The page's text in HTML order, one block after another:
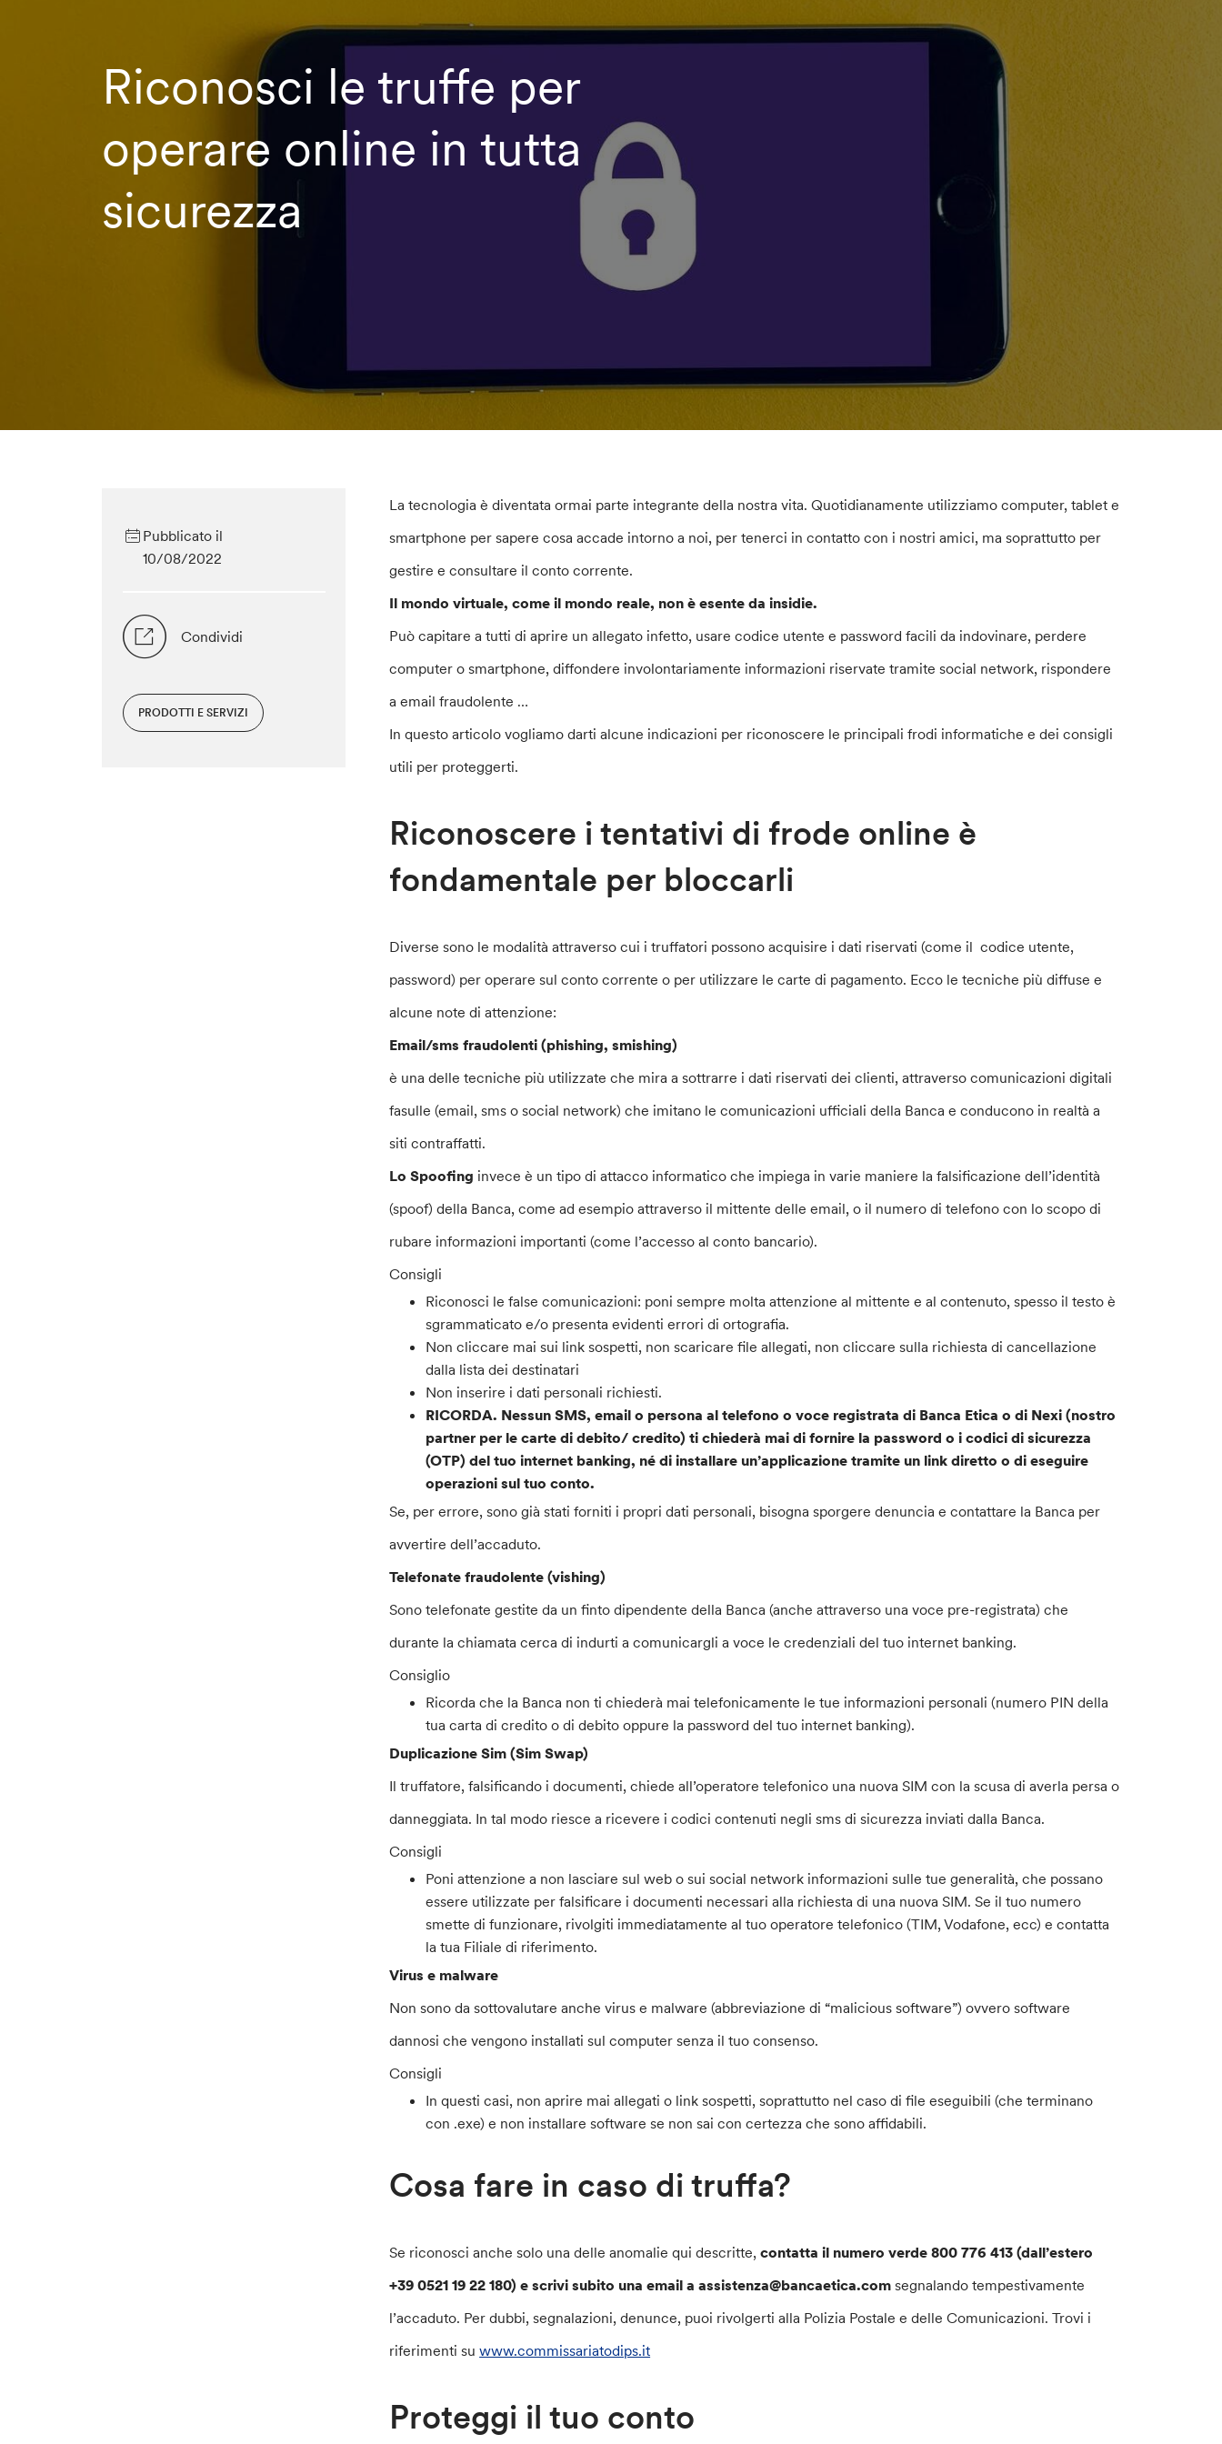
Riconosci le truffe per
operare online in tutta
sicurezza
Pubblicato il
10/08/2022
Condividi
PRODOTTI E SERVIZI
La tecnologia è diventata ormai parte integrante della nostra vita. Quotidianamente utilizziamo computer, tablet e
smartphone per sapere cosa accade intorno a noi, per tenerci in contatto con i nostri amici, ma soprattutto per
gestire e consultare il conto corrente.
Il mondo virtuale, come il mondo reale, non è esente da insidie.
Può capitare a tutti di aprire un allegato infetto, usare codice utente e password facili da indovinare, perdere
computer o smartphone, diffondere involontariamente informazioni riservate tramite social network, rispondere
a email fraudolente …
In questo articolo vogliamo darti alcune indicazioni per riconoscere le principali frodi informatiche e dei consigli
utili per proteggerti.
Riconoscere i tentativi di frode online è
fondamentale per bloccarli
Diverse sono le modalità attraverso cui i truffatori possono acquisire i dati riservati (come il codice utente,
password) per operare sul conto corrente o per utilizzare le carte di pagamento. Ecco le tecniche più diffuse e
alcune note di attenzione:
Email/sms fraudolenti (phishing, smishing)
è una delle tecniche più utilizzate che mira a sottrarre i dati riservati dei clienti, attraverso comunicazioni digitali
fasulle (email, sms o social network) che imitano le comunicazioni ufficiali della Banca e conducono in realtà a
siti contraffatti.
Lo Spoofing invece è un tipo di attacco informatico che impiega in varie maniere la falsificazione dell’identità
(spoof) della Banca, come ad esempio attraverso il mittente delle email, o il numero di telefono con lo scopo di
rubare informazioni importanti (come l’accesso al conto bancario).
Consigli
Riconosci le false comunicazioni: poni sempre molta attenzione al mittente e al contenuto, spesso il testo è
sgrammaticato e/o presenta evidenti errori di ortografia.
Non cliccare mai sui link sospetti, non scaricare file allegati, non cliccare sulla richiesta di cancellazione
dalla lista dei destinatari
Non inserire i dati personali richiesti.
RICORDA. Nessun SMS, email o persona al telefono o voce registrata di Banca Etica o di Nexi (nostro
partner per le carte di debito/ credito) ti chiederà mai di fornire la password o i codici di sicurezza
(OTP) del tuo internet banking, né di installare un’applicazione tramite un link diretto o di eseguire
operazioni sul tuo conto.
Se, per errore, sono già stati forniti i propri dati personali, bisogna sporgere denuncia e contattare la Banca per
avvertire dell’accaduto.
Telefonate fraudolente (vishing)
Sono telefonate gestite da un finto dipendente della Banca (anche attraverso una voce pre-registrata) che
durante la chiamata cerca di indurti a comunicargli a voce le credenziali del tuo internet banking.
Consiglio
Ricorda che la Banca non ti chiederà mai telefonicamente le tue informazioni personali (numero PIN della
tua carta di credito o di debito oppure la password del tuo internet banking).
Duplicazione Sim (Sim Swap)
Il truffatore, falsificando i documenti, chiede all’operatore telefonico una nuova SIM con la scusa di averla persa o
danneggiata. In tal modo riesce a ricevere i codici contenuti negli sms di sicurezza inviati dalla Banca.
Consigli
Poni attenzione a non lasciare sul web o sui social network informazioni sulle tue generalità, che possano
essere utilizzate per falsificare i documenti necessari alla richiesta di una nuova SIM. Se il tuo numero
smette di funzionare, rivolgiti immediatamente al tuo operatore telefonico (TIM, Vodafone, ecc) e contatta
la tua Filiale di riferimento.
Virus e malware
Non sono da sottovalutare anche virus e malware (abbreviazione di “malicious software”) ovvero software
dannosi che vengono installati sul computer senza il tuo consenso.
Consigli
In questi casi, non aprire mai allegati o link sospetti, soprattutto nel caso di file eseguibili (che terminano
con .exe) e non installare software se non sai con certezza che sono affidabili.
Cosa fare in caso di truffa?
Se riconosci anche solo una delle anomalie qui descritte,contatta il numero verde 800 776 413 (dall’estero
+39 0521 19 22 180) e scrivi subito una email a assistenza@bancaetica.com segnalando tempestivamente
l’accaduto. Per dubbi, segnalazioni, denunce, puoi rivolgerti alla Polizia Postale e delle Comunicazioni. Trovi i
riferimenti suwww.commissariatodips.it
Proteggi il tuo conto